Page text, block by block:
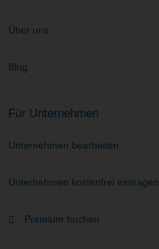
Über uns
Blog
Für Unternehmen
Unternehmen bearbeiten
Unternehmen kostenfrei eintragen
Premium buchen